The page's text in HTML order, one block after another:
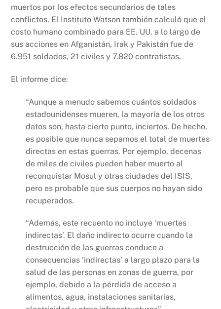
muertos por los efectos secundarios de tales
conflictos. El Instituto Watson también calculó que el
costo humano combinado para EE. UU. a lo largo de
sus acciones en Afganistán, Irak y Pakistán fue de
6.951 soldados, 21 civiles y 7.820 contratistas.
El informe dice:
“Aunque a menudo sabemos cuántos soldados
estadounidenses mueren, la mayoría de los otros
datos son, hasta cierto punto, inciertos. De hecho,
es posible que nunca sepamos el total de muertes
directas en estas guerras. Por ejemplo, decenas
de miles de civiles pueden haber muerto al
reconquistar Mosul y otras ciudades del ISIS,
pero es probable que sus cuerpos no hayan sido
recuperados.
“Además, este recuento no incluye ‘muertes
indirectas’. El daño indirecto ocurre cuando la
destrucción de las guerras conduce a
consecuencias ‘indirectas’ a largo plazo para la
salud de las personas en zonas de guerra, por
ejemplo, debido a la pérdida de acceso a
alimentos, agua, instalaciones sanitarias,